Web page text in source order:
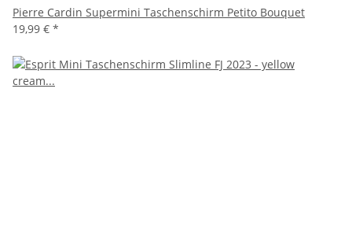
Pierre Cardin Supermini Taschenschirm Petito Bouquet
19,99 € *